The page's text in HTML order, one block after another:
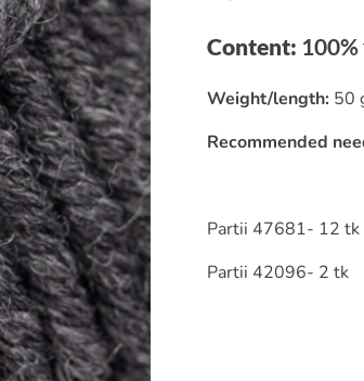
Content:
Weight/length: 50
Recommended
Partii 47681- 12 tk
Partii 42096- 2 tk